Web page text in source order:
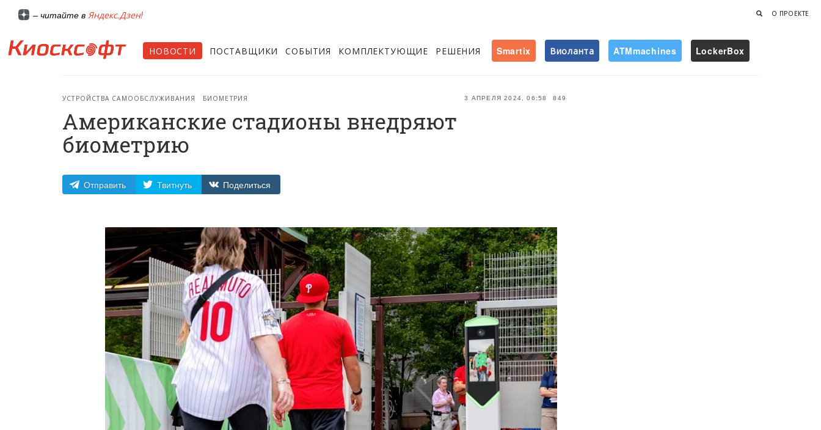
О ПРОЕКТЕ
– читайте в Яндекс.Дзен!
НОВОСТИ ПОСТАВЩИКИ СОБЫТИЯ КОМПЛЕКТУЮЩИЕ РЕШЕНИЯ Smartix Виоланта ATMmachines LockerBox
3 АПРЕЛЯ 2024, 06:58 849
УСТРОЙСТВА САМООБСЛУЖИВАНИЯ БИОМЕТРИЯ
Американские стадионы внедряют
биометрию
Отправить Твитнуть Поделиться